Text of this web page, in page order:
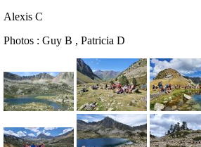
Alexis C
Photos : Guy B , Patricia D